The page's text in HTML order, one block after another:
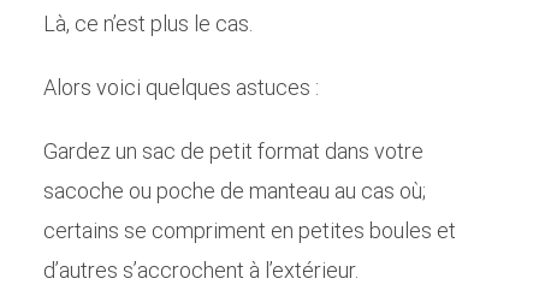
Là, ce n’est plus le cas.
Alors voici quelques astuces :
Gardez un sac de petit format dans votre
sacoche ou poche de manteau au cas où;
certains se compriment en petites boules et
d’autres s’accrochent à l’extérieur.